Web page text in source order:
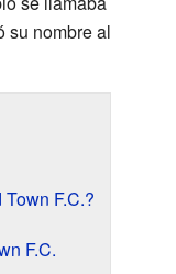
su nombre al
F.C.?
F.C.